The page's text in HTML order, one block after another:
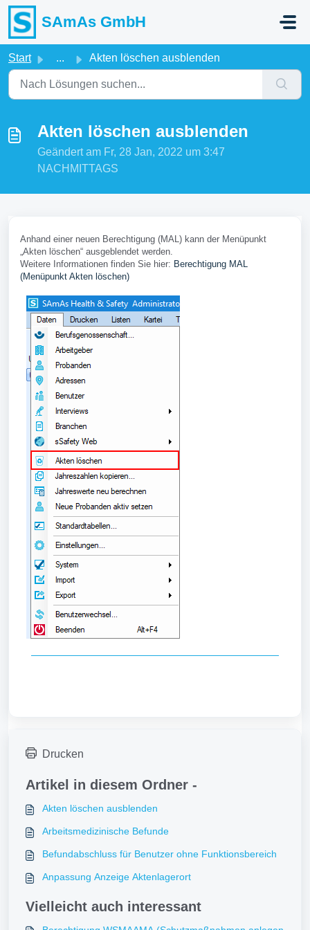
Zum hauptsächlichen Inhalt gehen
SAmAs GmbH
Start ... Akten löschen ausblenden
Akten löschen ausblenden
Geändert am Fr, 28 Jan, 2022 um 3:47
NACHMITTAGS
Anhand einer neuen Berechtigung (MAL) kann der Menüpunkt
„Akten löschen“ ausgeblendet werden.
Weitere Informationen finden Sie hier: Berechtigung MAL
(Menüpunkt Akten löschen)
Drucken
Artikel in diesem Ordner -
Akten löschen ausblenden
Arbeitsmedizinische Befunde
Befundabschluss für Benutzer ohne Funktionsbereich
Anpassung Anzeige Aktenlagerort
Vielleicht auch interessant